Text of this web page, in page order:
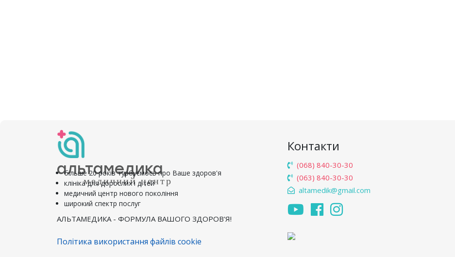
альтамедика
медичний центр
більше 20 років турбуємось про Ваше здоров'я
клініка для дорослих і дітей
медичний центр нового покоління
широкий спектр послуг
АЛЬТАМЕДИКА - ФОРМУЛА ВАШОГО ЗДОРОВ'Я!
Політика використання файлів cookie
Контакти
(068) 840-30-30
(063) 840-30-30
altamedik@gmail.com